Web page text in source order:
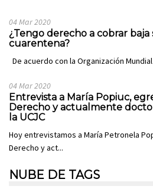
04 Mar 2020
¿Tengo derecho a cobrar baja
cuarentena?
De acuerdo con la Organización
04 Mar 2020
Entrevista a María Popiuc,
Derecho y actualmente
la UCJC
Hoy entrevistamos a María Petronela
Derecho y act...
NUBE DE TAGS